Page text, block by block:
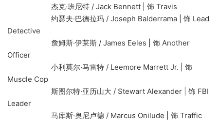
杰克·班尼特 / Jack Bennett | 饰 Travis
约瑟夫·巴德拉玛 / Joseph Balderrama | 饰 Lead
Detective
詹姆斯·伊莱斯 / James Eeles | 饰 Another
Officer
小利莫尔·马雷特 / Leemore Marrett Jr. | 饰
Muscle Cop
斯图尔特·亚历山大 / Stewart Alexander | 饰 FBI
Leader
马库斯·奥尼卢德 / Marcus Onilude | 饰 Traffic